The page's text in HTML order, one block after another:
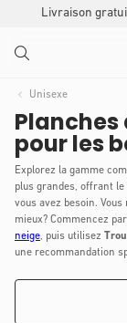
Livraison
Unisexe
Planches
pour les
Explorez la gamme
plus grandes, offrant
vous avez besoin.
mieux? Commencez
neige, puis utilisez
une recommandation